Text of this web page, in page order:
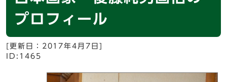
プロフィール
[更新日： 2017年4月7日
ID:1465